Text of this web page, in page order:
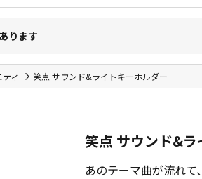
ります
ィ 笑点 サウンド&ライトキーホルダー
笑点 サウンド&
あのテーマ曲が流れ